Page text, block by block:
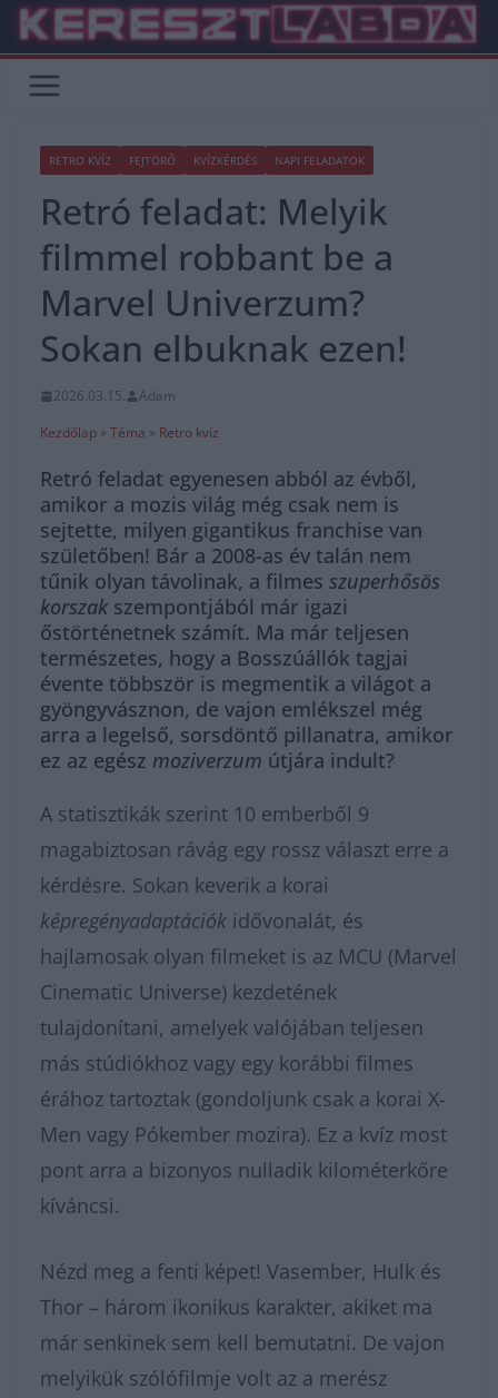
Skip
content
RETRO KVÍZ FEJTÖRŐ KVÍZKÉRDÉS NAPI FELADATOK
Retró feladat: Melyik
filmmel robbant be a
Marvel Univerzum?
Sokan elbuknak ezen!
2026.03.15.
Adam
Kezdőlap » Téma » Retro kvíz
Retró feladat egyenesen abból az évből,
amikor a mozis világ még csak nem is
sejtette, milyen gigantikus franchise van
születőben! Bár a 2008-as év talán nem
tűnik olyan távolinak, a filmes szuperhősös
korszak szempontjából már igazi
őstörténetnek számít. Ma már teljesen
természetes, hogy a Bosszúállók tagjai
évente többször is megmentik a világot a
gyöngyvásznon, de vajon emlékszel még
arra a legelső, sorsdöntő pillanatra, amikor
ez az egész moziverzum útjára indult?
A statisztikák szerint 10 emberből 9
magabiztosan rávág egy rossz választ erre a
kérdésre. Sokan keverik a korai
képregényadaptációk idővonalát, és
hajlamosak olyan filmeket is az MCU (Marvel
Cinematic Universe) kezdetének
tulajdonítani, amelyek valójában teljesen
más stúdiókhoz vagy egy korábbi filmes
érához tartoztak (gondoljunk csak a korai X-
Men vagy Pókember mozira). Ez a kvíz most
pont arra a bizonyos nulladik kilométerkőre
kíváncsi.
Nézd meg a fenti képet! Vasember, Hulk és
Thor – három ikonikus karakter, akiket ma
már senkinek sem kell bemutatni. De vajon
melyikük szólófilmje volt az a merész